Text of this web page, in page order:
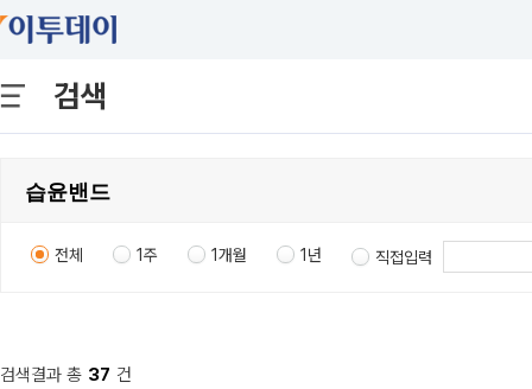
검색
전체 1주 1개월 1년 직접입력
검색결과 총 37 건